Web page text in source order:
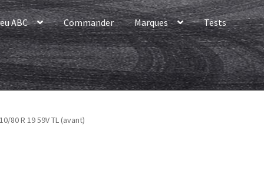
ABC Commander Marques Tests
80 R 19 59V TL (avant)